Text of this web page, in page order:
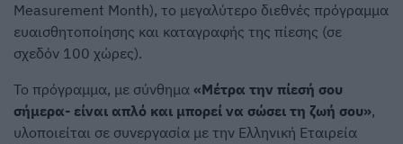
Measurement Month), το μεγαλύτερο διεθνές πρόγραμμα
ευαισθητοποίησης και καταγραφής της πίεσης (σε
σχεδόν 100 χώρες).
Το πρόγραμμα, με σύνθημα «Μέτρα την πίεσή σου
σήμερα- είναι απλό και μπορεί να σώσει τη ζωή σου»,
υλοποιείται σε συνεργασία με την Ελληνική Εταιρεία